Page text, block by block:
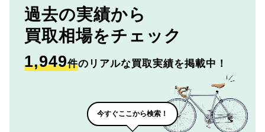
過去の実績から
買取相場をチェック
1,949件のリアルな買取実績を掲載中！
今すぐここから検索！